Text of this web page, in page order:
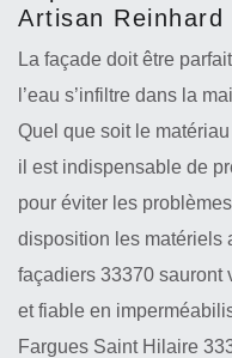
Artisan Reinhard
La façade doit être
l’eau s’infiltre dans la
Quel que soit le
il est indispensable de
pour éviter les
disposition les matériels
façadiers 33370 sauront
et fiable en
Fargues Saint Hilaire